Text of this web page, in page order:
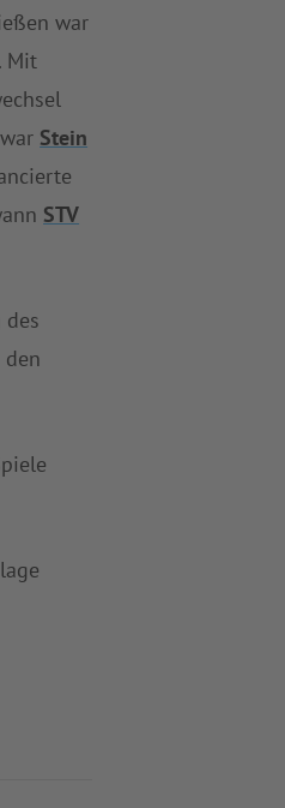
war
Mit
Stein
STV